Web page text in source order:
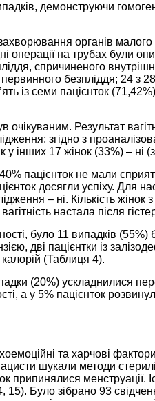
демонструючи
захворювання органів
операції на трубах були
спричиненого
безпліддя; 24 з
із семи пацієнток
очікуваним. Результат
згідно з
у інших 17 жінок (33%) – ні (
пацієнток не мали
досягли успіху. Для
– ні. Кількість
настала після
було 11 випадків
дві пацієнтки із
(Таблиця 4).
(20%) ускладнилися
а у 5% пацієнток
та харчові
шукали методи
припинялися менструації.
, 15). Було зібрано 93